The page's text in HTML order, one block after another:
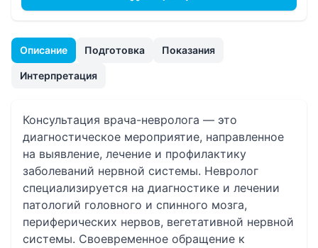
Описание Подготовка Показания
Интерпретация
Консультация врача-невролога — это
диагностическое мероприятие, направленное
на выявление, лечение и профилактику
заболеваний нервной системы. Невролог
специализируется на диагностике и лечении
патологий головного и спинного мозга,
периферических нервов, вегетативной нервной
системы. Своевременное обращение к